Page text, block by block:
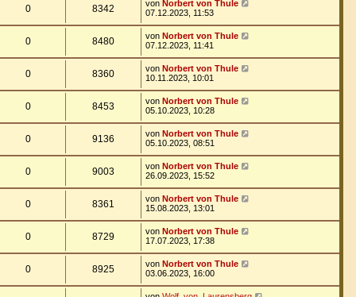
0 8342 von Norbert von Thule
07.12.2023, 11:53
0 8480 von Norbert von Thule
07.12.2023, 11:41
0 8360 von Norbert von Thule
10.11.2023, 10:01
0 8453 von Norbert von Thule
05.10.2023, 10:28
0 9136 von Norbert von Thule
05.10.2023, 08:51
0 9003 von Norbert von Thule
26.09.2023, 15:52
0 8361 von Norbert von Thule
15.08.2023, 13:01
0 8729 von Norbert von Thule
17.07.2023, 17:38
0 8925 von Norbert von Thule
03.06.2023, 16:00